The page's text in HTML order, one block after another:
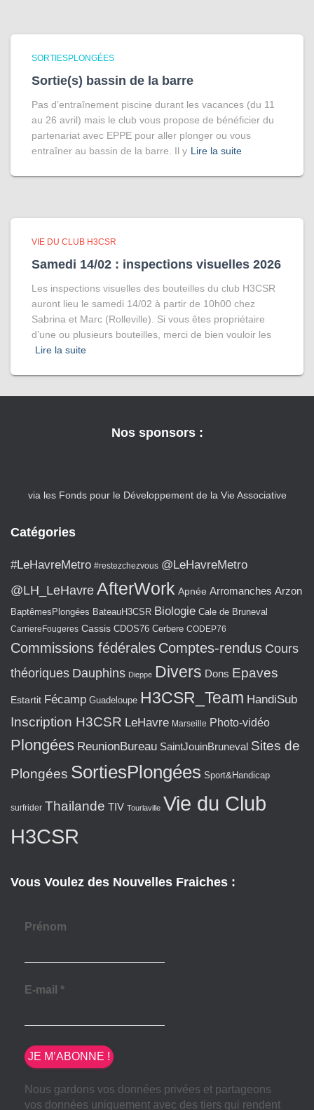
SORTIESPLONGÉES
Sortie(s) bassin de la barre
Pas d’entraînement piscine durant les vacances (du 11
au 26 avril) mais le club vous propose de bénéficier du
partenariat avec EPPE pour aller plonger ou vous
entraîner au bassin de la barre. Il y Lire la suite
VIE DU CLUB H3CSR
Samedi 14/02 : inspections visuelles 2026
Les inspections visuelles des bouteilles du club H3CSR
auront lieu le samedi 14/02 à partir de 10h00 chez
Sabrina et Marc (Rolleville). Si vous êtes propriétaire
d’une ou plusieurs bouteilles, merci de bien vouloir les
Lire la suite
Nos sponsors :
via les Fonds pour le Développement de la Vie Associative
Catégories
#LeHavreMetro #restezchezvous @LeHavreMetro
@LH_LeHavre AfterWork Apnée Arromanches Arzon
BaptêmesPlongées BateauH3CSR Biologie Cale de Bruneval
CarriereFougeres Cassis CDOS76 Cerbere CODEP76
Commissions fédérales Comptes-rendus Cours
théoriques Dauphins Dieppe Divers Dons Epaves
Estartit Fécamp Guadeloupe H3CSR_Team HandiSub
Inscription H3CSR LeHavre Marseille Photo-vidéo
Plongées ReunionBureau SaintJouinBruneval Sites de
Plongées SortiesPlongées Sport&Handicap
surfrider Thailande TIV Tourlaville Vie du Club
H3CSR
Vous Voulez des Nouvelles Fraiches :
Prénom
E-mail *
Nous gardons vos données privées et partageons
vos données uniquement avec des tiers qui rendent